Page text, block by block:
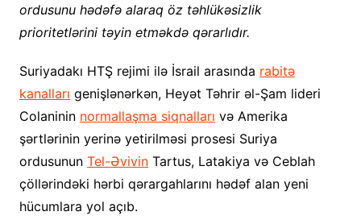
ordusunu hədəfə alaraq öz təhlükəsizlik
prioritetlərini təyin etməkdə qərarlıdır.
Suriyadakı HTŞ rejimi ilə İsrail arasında rabitə
kanalları genişlənərkən, Heyət Təhrir əl-Şam lideri
Colaninin normallaşma siqnalları və Amerika
şərtlərinin yerinə yetirilməsi prosesi Suriya
ordusunun Tel-ƏvivinTartus, Latakiya və Ceblah
çöllərindəki hərbi qərargahlarını hədəf alan yeni
hücumlara yol açıb.